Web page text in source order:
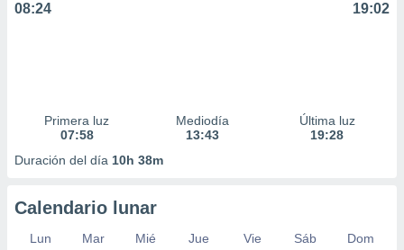
08:24 19:02
Primera luz
07:58
Mediodía
13:43
Última luz
19:28
Duración del día 10h 38m
Calendario lunar
Lun Mar Mié Jue Vie Sáb
Dom